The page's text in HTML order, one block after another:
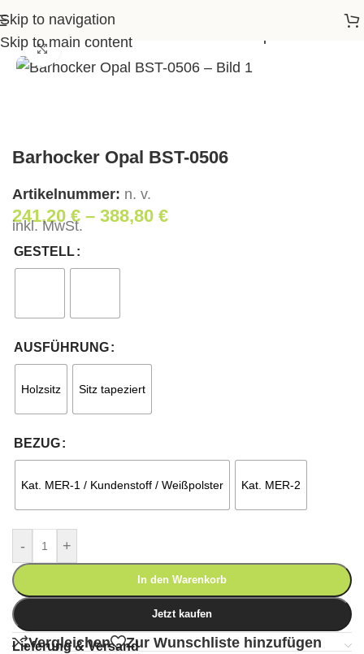
Skip to navigation
Skip to main content
>Shop>Wohnen
Klick zum Vergrößern
Barhocker Opal BST-0506
Artikelnummer: n. v.
241,20€ – 388,80 €
inkl. MwSt.
GESTELL
AUSFÜHRUNG
Holzsitz Sitz tapeziert
BEZUG
Kat. MER-1 / Kundenstoff / Weißpolster Kat. MER-2
- +
In den Warenkorb
Jetzt kaufen
Vergleichen Zur Wunschliste hinzufügen
Lieferung & Versand